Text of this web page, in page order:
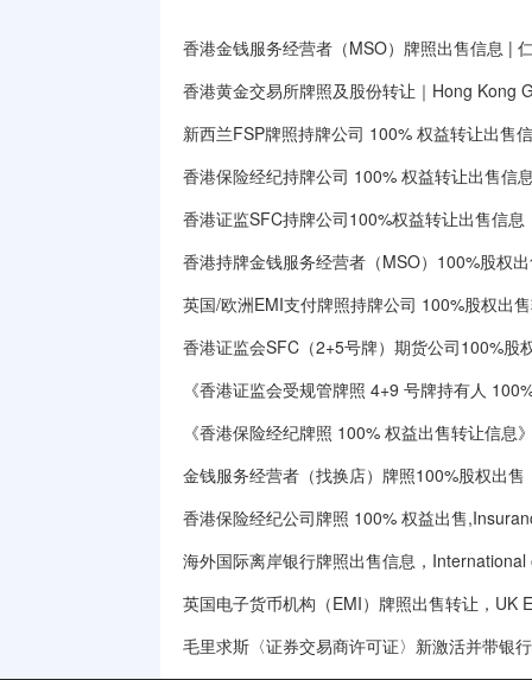
香港金钱服务经营者（MSO）牌照出售信息 |
香港黄金交易所牌照及股份转让｜Hong Kong
新西兰FSP牌照持牌公司 100% 权益转让出售
香港保险经纪持牌公司 100% 权益转让出售信
香港证监SFC持牌公司100%权益转让出售信息
香港持牌金钱服务经营者（MSO）100%股权
英国/欧洲EMI支付牌照持牌公司 100%股权出
香港证监会SFC（2+5号牌）期货公司100%股
《香港证监会受规管牌照 4+9 号牌持有人
《香港保险经纪牌照 100% 权益出售转让信息
金钱服务经营者（找换店）牌照100%股权出售
香港保险经纪公司牌照 100% 权益出售
海外国际离岸银行牌照出售信息，
英国电子货币机构（EMI）牌照出售转让，
毛里求斯〈证券交易商许可证〉新激活并带银